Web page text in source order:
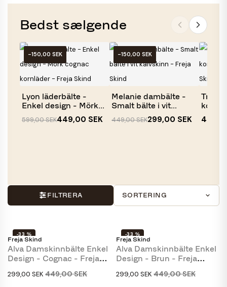
Bedst sælgende
-150,00 SEK
Lyon läderbälte -
Enkel design - Mörk
599,00 SEK449,00 SEK
-150,00 SEK
Melanie dambälte -
Smalt bälte i vit
kalvskinn...
449,00 SEK299,00 SEK
Freja...
FILTRERA SORTERING
Freja Skind
Alva Damskinnbälte Enkel
Design - Cognac - Freja
299,00 SEK 449,00 SEK
-33 %
NY
Freja Skind
Alva Damskinnbälte Enkel
Design - Brun - Freja
299,00 SEK 449,00 SEK
-33 %
NY